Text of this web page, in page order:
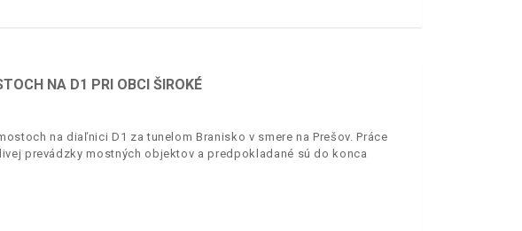
NA D1 PRI OBCI ŠIROKÉ
na diaľnici D1 za tunelom Branisko v smere na Prešov. Práce
prevádzky mostných objektov a predpokladané sú do konca